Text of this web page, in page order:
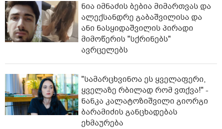
ნია იმნაძის ბებია მიმართვას და
ალექსანდრე გაბაშვილისა და
ანი ნასყიდაშვილის პირადი
მიმოწერის "სქრინებს"
ავრცელებს
"სა­მარ­ცხვი­ნოა ეს ყვე­ლა­ფე­რი,
ყვე­ლა­ზე რბი­ლად რომ ვთქვა!" -
ნანკა კალატოზიშვილი გიორგი
ბარამიძის განცხადებას
ეხმაურება